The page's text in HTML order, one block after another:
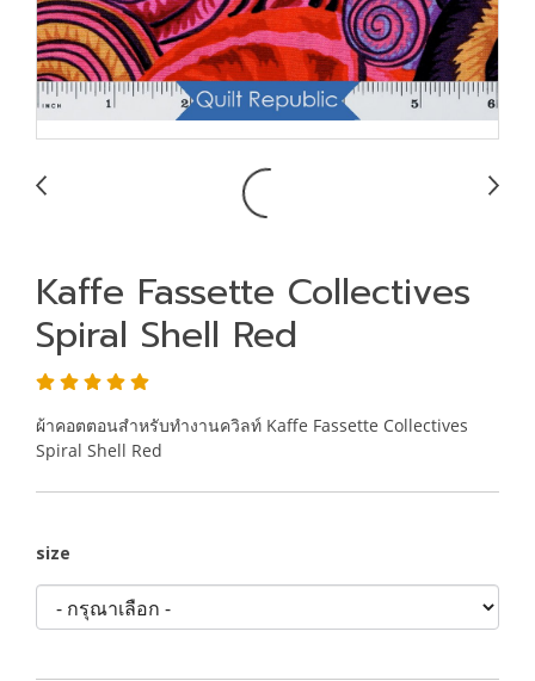
Kaffe Fassette Collectives
Spiral Shell Red
ผ้าคอตตอนสำหรับทำงานควิลท์ Kaffe Fassette Collectives
Spiral Shell Red
size